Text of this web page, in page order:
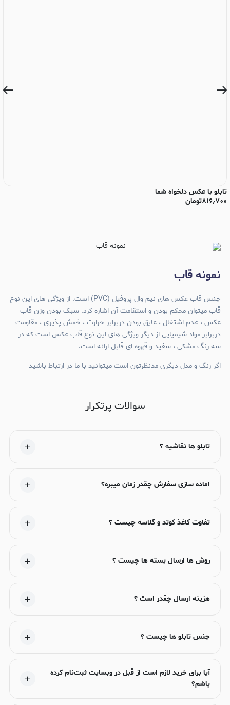
تابلو با عکس دلخواه شما
۸۱۶٫۷۰۰تومان
نمونه قاب
جنس قاب عکس های نیم وال پروفیل (PVC) است. از ویژگی های این نوع
قاب میتوان محکم بودن و استقامت آن اشاره کرد. سبک بودن وزن قاب
عکس ، عدم اشتغال ، عایق بودن دربرابر حرارت ، خمش پذیری ، مقاومت
دربرابر مواد شیمیایی از دیگر ویژگی های این نوع قاب عکس است که در
سه رنگ مشکی ، سفید و قهوه ای قابل ارائه است.
اگر رنگ و مدل دیگری مدنظرتون است میتوانید با ما در ارتباط باشید
سوالات پرتکرار
تابلو ها نقاشیه ؟
اماده سازی سفارش چقدر زمان میبره؟
تفاوت کاغذ کوتد و گلاسه چیست ؟
روش ها ارسال بسته ها چیست ؟
هزینه ارسال چقدر است ؟
جنس تابلو ها چیست ؟
آیا برای خرید لازم است از قبل در وبسایت ثبت‌نام کرده
باشم؟